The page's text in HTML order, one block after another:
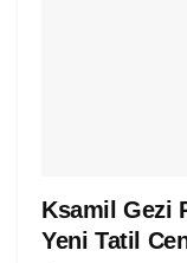
Ksamil Gezi
Yeni Tatil